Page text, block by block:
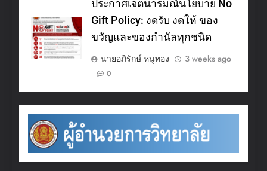
ประกาศเจตนารมณ์นโยบาย No
Gift Policy: งดรับ งดให้ ของ
ขวัญและของกำนัลทุกชนิด
นายอภิรักษ์ หนูทอง
3 weeks ago
0